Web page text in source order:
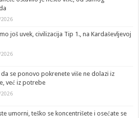
još uvek, civilizacija Tip 1., na Kardaševljevoj
se ponovo pokrenete više ne dolazi iz
već iz potrebe
umorni, teško se koncentrišete i osećate se